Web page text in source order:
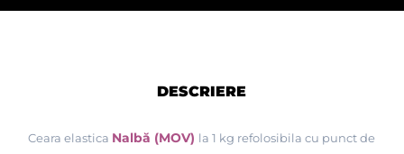
DESCRIERE
Ceara elastica Nalbă (MOV) la 1 kg refolosibila cu punct de